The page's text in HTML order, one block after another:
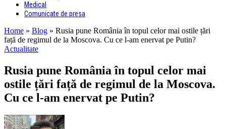
Medical
Comunicate de presa
Home » Blog » Rusia pune România în topul celor mai ostile țări
față de regimul de la Moscova. Cu ce l-am enervat pe Putin?
Actualitate
Rusia pune România în topul celor mai
ostile țări față de regimul de la Moscova.
Cu ce l-am enervat pe Putin?